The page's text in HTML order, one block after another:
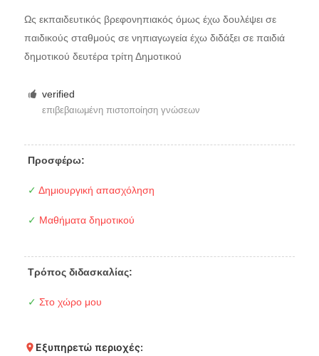
Ως εκπαιδευτικός βρεφονηπιακός όμως έχω δουλέψει σε
παιδικούς σταθμούς σε νηπιαγωγεία έχω διδάξει σε παιδιά
δημοτικού δευτέρα τρίτη Δημοτικού
verified
επιβεβαιωμένη πιστοποίηση γνώσεων
Προσφέρω:
✓ Δημιουργική απασχόληση
✓ Μαθήματα δημοτικού
Τρόπος διδασκαλίας:
✓ Στο χώρο μου
Εξυπηρετώ περιοχές: